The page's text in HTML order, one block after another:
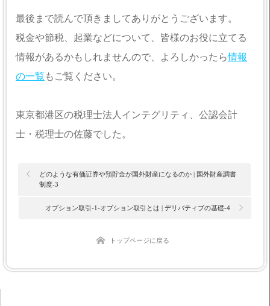
最後まで読んで頂きましてありがとうございます。
税金や節税、起業などについて、皆様のお役に立てる
情報があるかもしれませんので、よろしかったら情報
の一覧 もご覧ください。
東京都港区の税理士法人インテグリティ、公認会計
士・税理士の佐藤でした。
どのような有価証券や預貯金が国外財産になるのか | 国外財産調書
制度-3
オプション取引-1-オプション取引とは | デリバティブの基礎-4
トップページに戻る